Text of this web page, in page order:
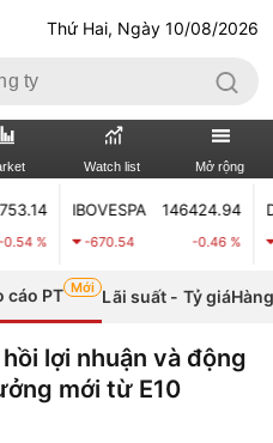
Thứ Hai, Ngày 10/08/2026
Watch list Mở rộng
THỊ TRƯỜNG CK
DOANH NGHIỆP
TÀI CHÍNH QUỐC TẾ
IBOVESPA
-670.54
146424.94
-0.46 % -
cáo PT Mới Lãi suất - Tỷ giá
mới từ E10